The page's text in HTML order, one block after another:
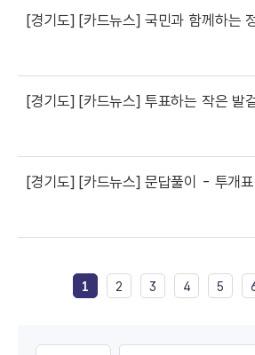
[경기도] [카드뉴스] 국민과 함께하는 정
[경기도] [카드뉴스] 투표하는 작은 발걸음이
[경기도] [카드뉴스] 문답풀이 - 투개표관리
1 2 3 4 5